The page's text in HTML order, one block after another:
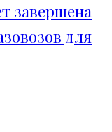
завершена
для